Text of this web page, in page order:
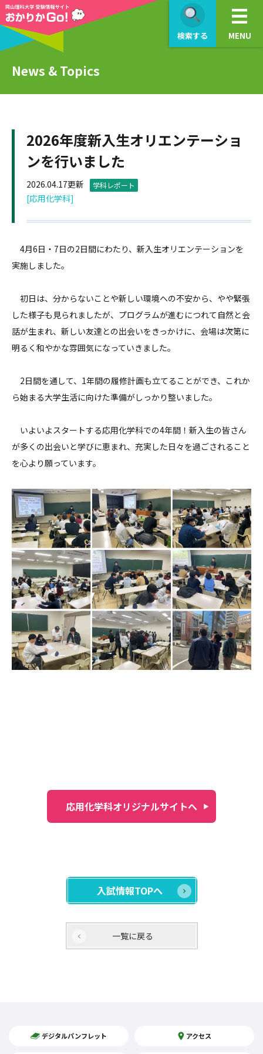
検索する MENU
News & Topics
2026年度新入生オリエンテーショ
ンを行いました
2026.04.17更新 学科レポート
[応用化学科]
4月6日・7日の2日間にわたり、新入生オリエンテーションを
実施しました。
初日は、分からないことや新しい環境への不安から、やや緊張
した様子も見られましたが、プログラムが進むにつれて自然と会
話が生まれ、新しい友達との出会いをきっかけに、会場は次第に
明るく和やかな雰囲気になっていきました。
2日間を通して、1年間の履修計画も立てることができ、これか
ら始まる大学生活に向けた準備がしっかり整いました。
いよいよスタートする応用化学科での4年間！新入生の皆さん
が多くの出会いと学びに恵まれ、充実した日々を過ごされること
を心より願っています。
応用化学科オリジナルサイトへ
入試情報TOPへ
一覧に戻る
デジタルパンフレット アクセス